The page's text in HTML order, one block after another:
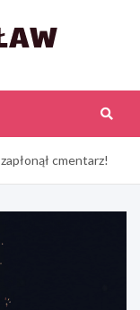
cmentarz!